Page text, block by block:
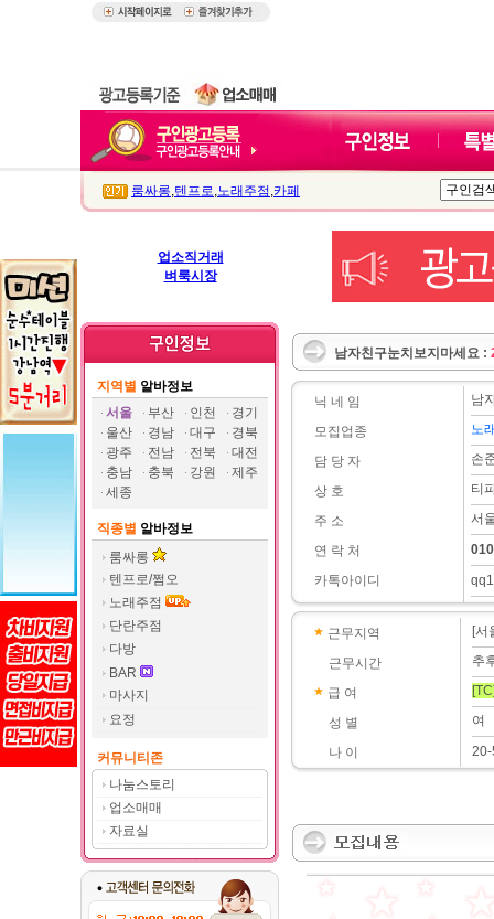
룸싸롱,텐프로,노래주점 ,카페
업소직거래
벼룩시장
지역별 알바정보
서울
부산 인천
경기
울산
경남 대구
경북
광주
전남 전북
대전
충남
충북 강원
제주
세종
직종별 알바정보
룸싸롱
텐프로/쩜오
노래주점
단란주점
다방
BAR
마사지
요정
커뮤니티존
나눔스토리
업소매매
자료실
남자친구눈치보지마세요 :
닉 네 임
모집업종
담 당 자
상 호
주 소
연 락 처
카톡아이디
남
노
손
티
서
근무지역
근무시간
급 여
성 별
나 이
[서
추
여